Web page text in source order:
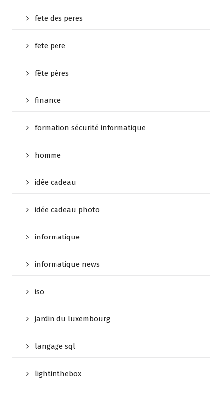
fete des peres
fete pere
fête pères
finance
formation sécurité informatique
homme
idée cadeau
idée cadeau photo
informatique
informatique news
iso
jardin du luxembourg
langage sql
lightinthebox